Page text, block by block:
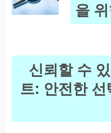
을
Next
신뢰할 수
트: 안전한 선